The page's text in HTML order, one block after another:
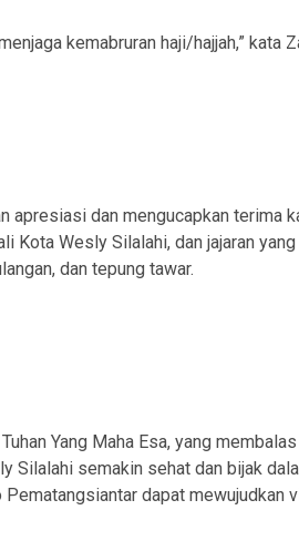
kemabruran haji/hajjah,” kata
apresiasi dan mengucapkan terima
Kota Wesly Silalahi, dan jajaran
dan tepung tawar.
Tuhan Yang Maha Esa, yang
Silalahi semakin sehat dan bijak
Pematangsiantar dapat mewujudkan